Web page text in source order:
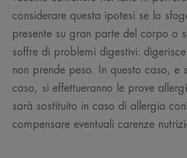
considerare questa ipotesi se lo
presente su gran parte del corpo o
soffre di problemi digestivi:
non prende peso. In questo caso, e
caso, si effettueranno le prove
sarà sostituito in caso di allergia
compensare eventuali carenze